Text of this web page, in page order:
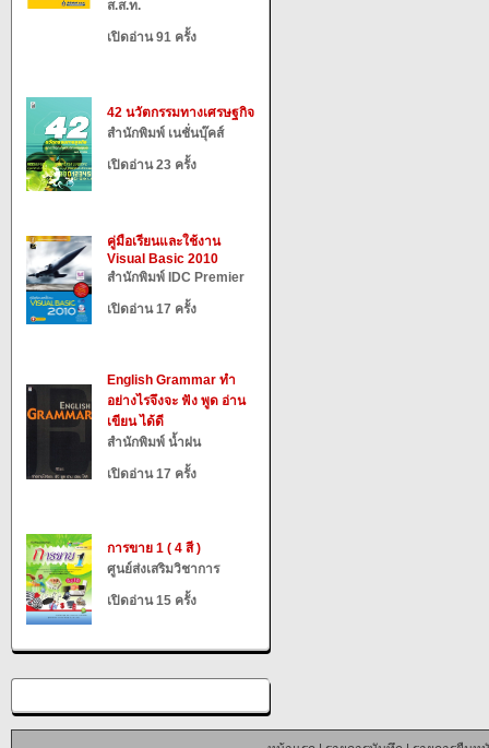
ส.ส.ท.
เปิดอ่าน 91 ครั้ง
42 นวัตกรรมทางเศรษฐกิจ
สำนักพิมพ์ เนชั่นบุ๊คส์
เปิดอ่าน 23 ครั้ง
คู่มือเรียนและใช้งาน
Visual Basic 2010
สำนักพิมพ์ IDC Premier
เปิดอ่าน 17 ครั้ง
English Grammar ทำ
อย่างไรจึงจะ ฟัง พูด อ่าน
เขียน ได้ดี
สำนักพิมพ์ น้ำฝน
เปิดอ่าน 17 ครั้ง
การขาย 1 ( 4 สี )
ศูนย์ส่งเสริมวิชาการ
เปิดอ่าน 15 ครั้ง